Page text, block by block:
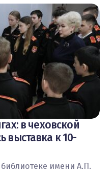
в чеховской
выставка к 10-
имени А.П.